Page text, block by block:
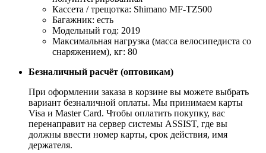
Кассета / трещотка: Shimano MF-TZ500
Багажник: есть
Модельный год: 2019
Максимальная нагрузка (масса велосипедиста со
снаряжением), кг: 80
Безналичный расчёт (оптовикам)
При оформлении заказа в корзине вы можете выбрать
вариант безналичной оплаты. Мы принимаем карты
Visa и Master Card. Чтобы оплатить покупку, вас
перенаправит на сервер системы ASSIST, где вы
должны ввести номер карты, срок действия, имя
держателя.